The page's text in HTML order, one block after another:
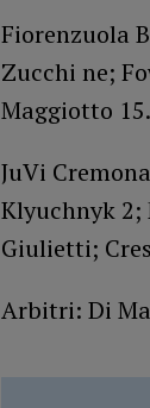
Fiorenzuola
Zucchi ne;
Maggiotto
JuVi
Klyuchnyk 2;
Giulietti;
Arbitri: Di